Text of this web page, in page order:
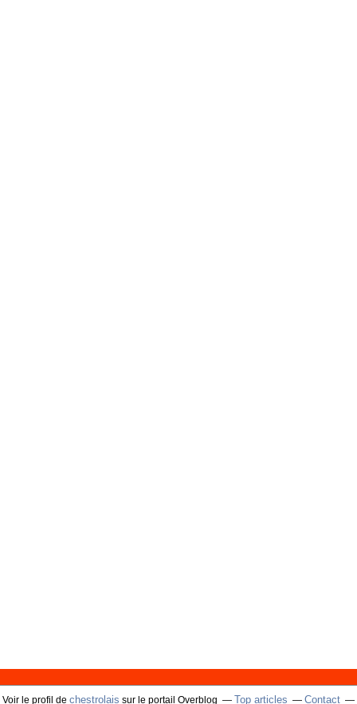
Voir le profil de chestrolais sur le portail Overblog Top articles Contact